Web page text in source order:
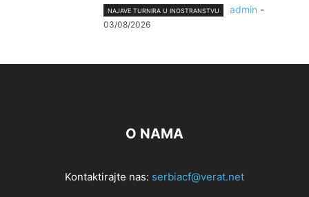
NAJAVE TURNIRA U INOSTRANSTVU admin -
03/08/2026
O NAMA
Kontaktirajte nas: serbiacf@verat.net